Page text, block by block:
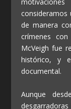
consideramos
de manera
crímenes
McVeigh fue
histórico, y
documental.
Aunque